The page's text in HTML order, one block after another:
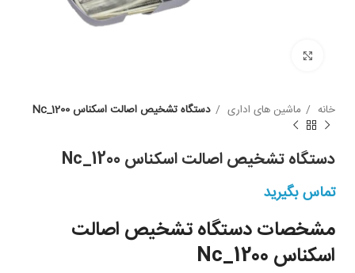
خانه ماشین های اداری دستگاه تشخیص اصالت اسکناس Nc_1200
دستگاه تشخیص اصالت اسکناس Nc_1200
تماس بگیرید
مشخصات دستگاه تشخیص اصالت
اسکناس Nc_1200